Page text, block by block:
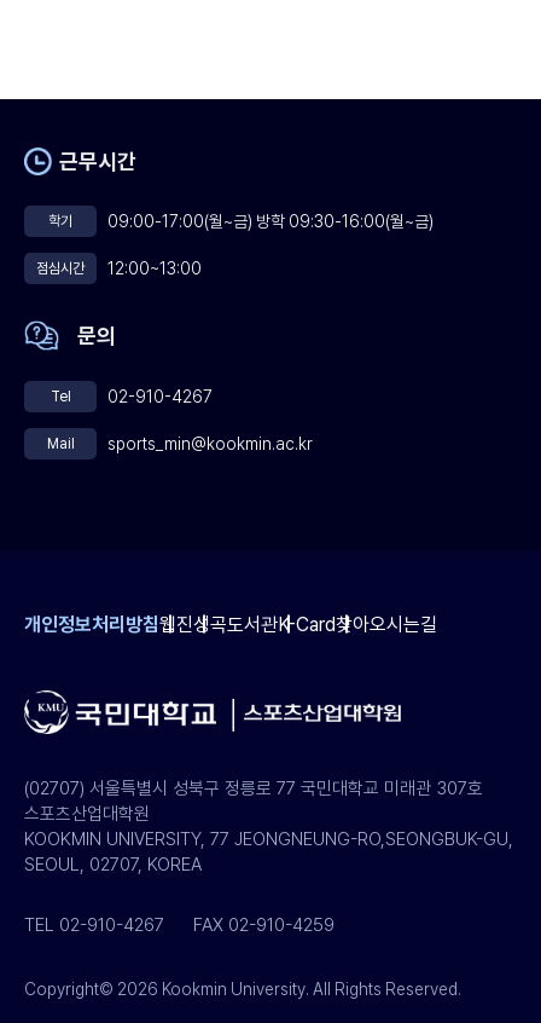
개인정보처리방침웹진성곡도서관K-Card찾아오시는길
(02707) 서울특별시 성북구 정릉로 77 국민대학교 미래관 307호
스포츠산업대학원
KOOKMIN UNIVERSITY, 77 JEONGNEUNG-RO,SEONGBUK-GU,
SEOUL, 02707, KOREA
TEL 02-910-4267 FAX 02-910-4259
Copyright© 2026 Kookmin University. All Rights Reserved.
근무시간
학기 09:00-17:00(월~금) 방학 09:30-16:00(월~금)
점심시간 12:00~13:00
문의
Tel 02-910-4267
Mail sports_min@kookmin.ac.kr